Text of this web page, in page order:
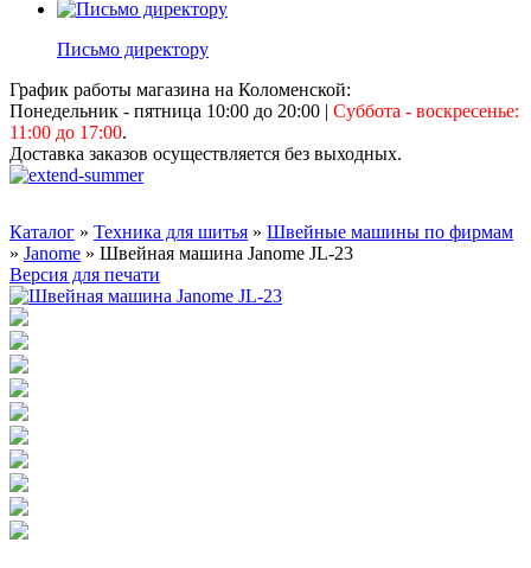
Письмо директору
График работы магазина на Коломенской:
Понедельник - пятница 10:00 до 20:00 | Суббота - воскресенье:
11:00 до 17:00.
Доставка заказов осуществляется без выходных.
Каталог » Техника для шитья » Швейные машины по фирмам
» Janome » Швейная машина Janome JL-23
Версия для печати